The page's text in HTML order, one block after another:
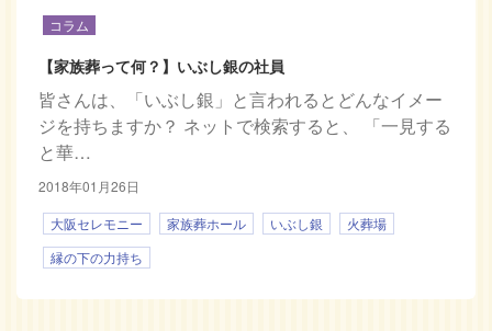
コラム
【家族葬って何？】いぶし銀の社員
皆さんは、「いぶし銀」と言われるとどんなイメー
ジを持ちますか？ ネットで検索すると、 「一見する
と華…
2018年01月26日
大阪セレモニー
家族葬ホール いぶし銀
火葬場
縁の下の力持ち